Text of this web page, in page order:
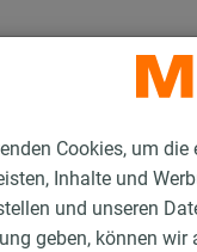
Cookies, um
Inhalte und
und unseren
geben, können wir